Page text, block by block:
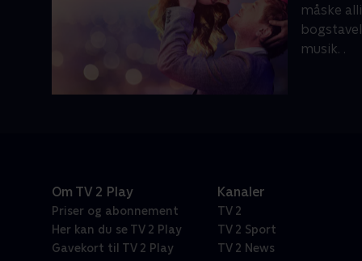
måske
musik. .
Om TV 2 Play
Priser og abonnement
Her kan du se TV 2 Play
Gavekort til TV 2 Play
Kanaler
TV 2
TV 2 Sport
TV 2 News